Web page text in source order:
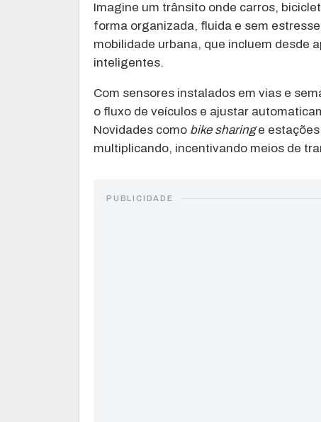
Imagine um trânsito onde carros,
forma organizada, fluida e sem
mobilidade urbana, que incluem desde
inteligentes.
Com sensores instalados em vias e
o fluxo de veículos e ajustar
Novidades como bike sharinge estações
multiplicando, incentivando meios de
PUBLICIDADE